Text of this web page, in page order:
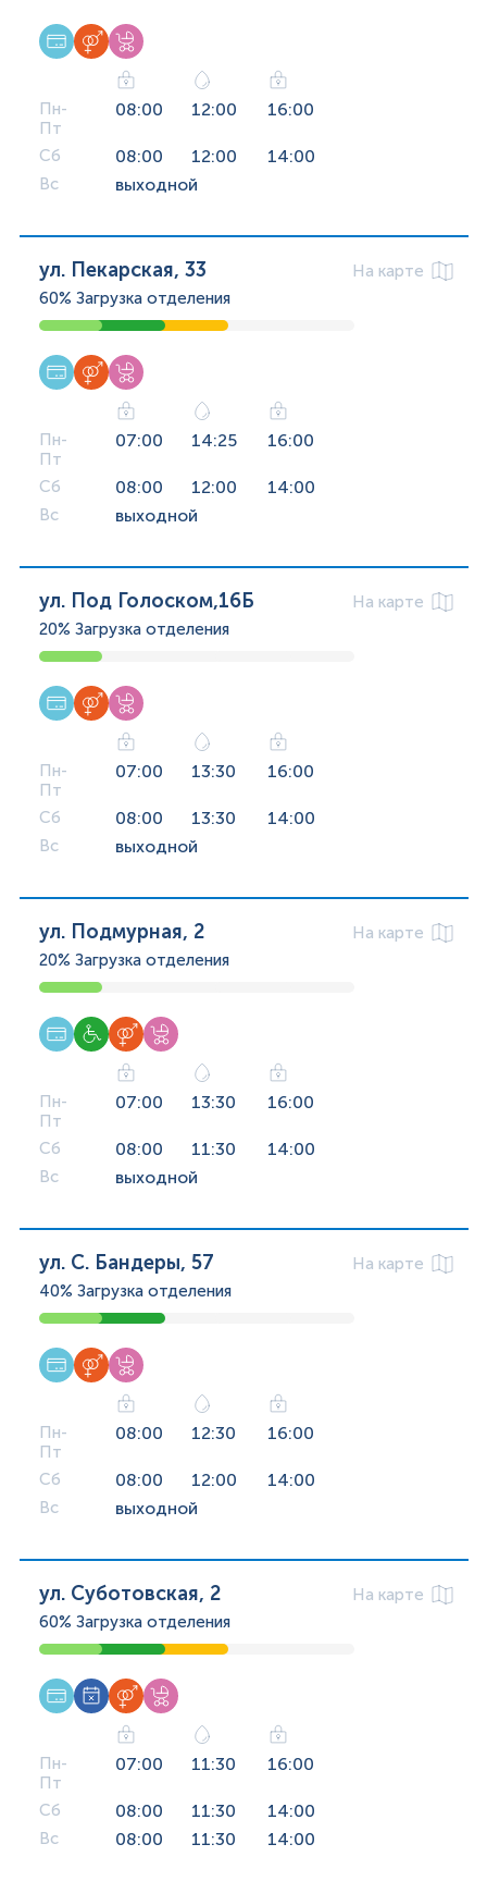
Пн-
Пт
08:00 12:00 16:00
Сб 08:00 12:00 14:00
Вс выходной
ул. Пекарская, 33
На карте
60% Загрузка отделения
Пн-
Пт
07:00 14:25 16:00
Сб 08:00 12:00 14:00
Вс выходной
ул. Под Голоском,16Б
На карте
20% Загрузка отделения
Пн-
Пт
07:00 13:30 16:00
Сб 08:00 13:30 14:00
Вс выходной
ул. Подмурная, 2
На карте
20% Загрузка отделения
Пн-
Пт
07:00 13:30 16:00
Сб 08:00 11:30 14:00
Вс выходной
ул. С. Бандеры, 57
На карте
40% Загрузка отделения
Пн-
Пт
08:00 12:30 16:00
Сб 08:00 12:00 14:00
Вс выходной
ул. Суботовская, 2
На карте
60% Загрузка отделения
Пн-
Пт
07:00 11:30 16:00
Сб 08:00 11:30 14:00
Вс 08:00 11:30 14:00